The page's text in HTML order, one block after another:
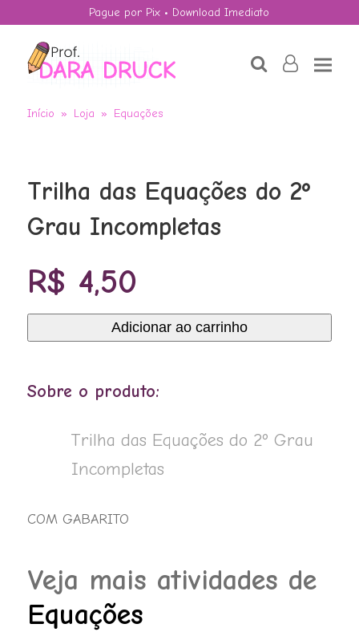
Pague por Pix • Download Imediato
searchuser-
Início » Loja » Equações
Trilha das Equações do 2º
Grau Incompletas
R$ 4,50
Trilha
Equações
Incompletas
Adicionar ao carrinho
Sobre o produto:
Trilha das Equações do 2º Grau
Incompletas
COM GABARITO
Veja mais atividades de
Equações